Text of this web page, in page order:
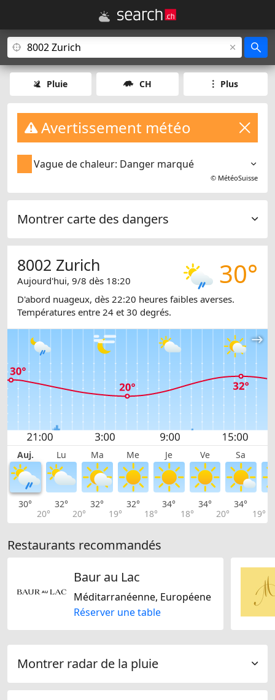
Pluie CH Plus
Avertissement météo
Vague de chaleur: Danger marqué
© MétéoSuisse
Montrer carte des dangers
30°
8002 Zurich
Aujourd'hui, 9/8 dès 18:20
D'abord nuageux, dès 22:20 heures faibles averses.
Températures entre 24 et 30 degrés.
Auj. Lu Ma Me Je Ve Sa
30°
20°
32°
20°
32°
19°
32°
18°
34°
18°
34°
20°
34°
19°
Restaurants recommandés
Baur au Lac
Méditarranéenne, Européene
Réserver une table
Montrer radar de la pluie